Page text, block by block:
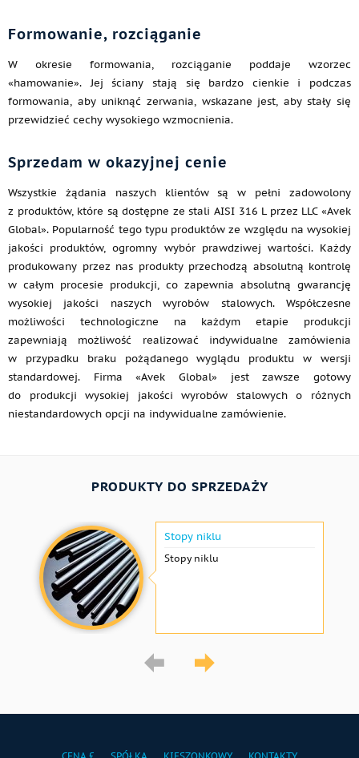
Formowanie, rozciąganie
W okresie formowania, rozciąganie poddaje wzorzec
«hamowanie». Jej ściany stają się bardzo cienkie i podczas
formowania, aby uniknąć zerwania, wskazane jest, aby stały się
przewidzieć cechy wysokiego wzmocnienia.
Sprzedam w okazyjnej cenie
Wszystkie żądania naszych klientów są w pełni zadowolony
z produktów, które są dostępne ze stali AISI 316 L przez LLC «Avek
Global». Popularność tego typu produktów ze względu na wysokiej
jakości produktów, ogromny wybór prawdziwej wartości. Każdy
produkowany przez nas produkty przechodzą absolutną kontrolę
w całym procesie produkcji, co zapewnia absolutną gwarancję
wysokiej jakości naszych wyrobów stalowych. Współczesne
możliwości technologiczne na każdym etapie produkcji
zapewniają możliwość realizować indywidualne zamówienia
w przypadku braku pożądanego wyglądu produktu w wersji
standardowej. Firma «Avek Global» jest zawsze gotowy
do produkcji wysokiej jakości wyrobów stalowych o różnych
niestandardowych opcji na indywidualne zamówienie.
PRODUKTY DO SPRZEDAŻY
Stopy niklu
Stopy niklu